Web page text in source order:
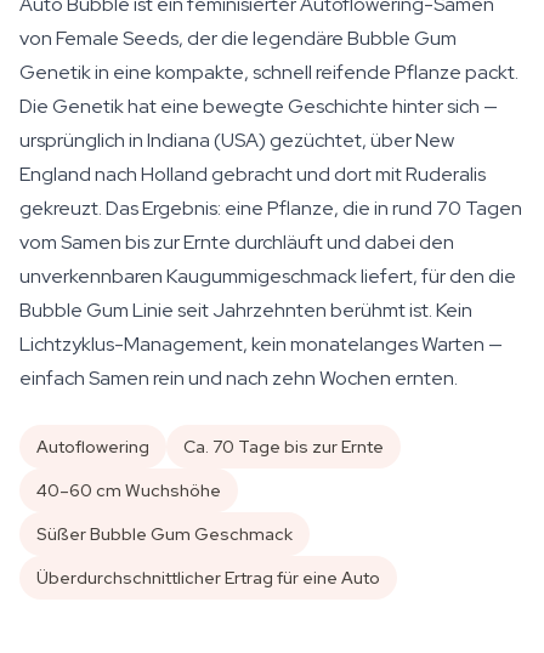
von Female Seeds, der die legendäre Bubble Gum
Genetik in eine kompakte, schnell reifende Pflanze packt.
Die Genetik hat eine bewegte Geschichte hinter sich —
ursprünglich in Indiana (USA) gezüchtet, über New
England nach Holland gebracht und dort mit Ruderalis
gekreuzt. Das Ergebnis: eine Pflanze, die in rund 70 Tagen
vom Samen bis zur Ernte durchläuft und dabei den
unverkennbaren Kaugummigeschmack liefert, für den die
Bubble Gum Linie seit Jahrzehnten berühmt ist. Kein
Lichtzyklus-Management, kein monatelanges Warten —
einfach Samen rein und nach zehn Wochen ernten.
Autoflowering
Ca. 70 Tage bis zur Ernte
40–60 cm Wuchshöhe
Süßer Bubble Gum Geschmack
Überdurchschnittlicher Ertrag für eine Auto